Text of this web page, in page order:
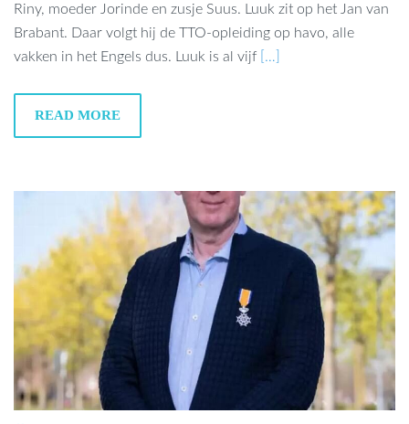
Riny, moeder Jorinde en zusje Suus. Luuk zit op het Jan van
Brabant. Daar volgt hij de TTO-opleiding op havo, alle
vakken in het Engels dus. Luuk is al vijf
[…]
READ MORE